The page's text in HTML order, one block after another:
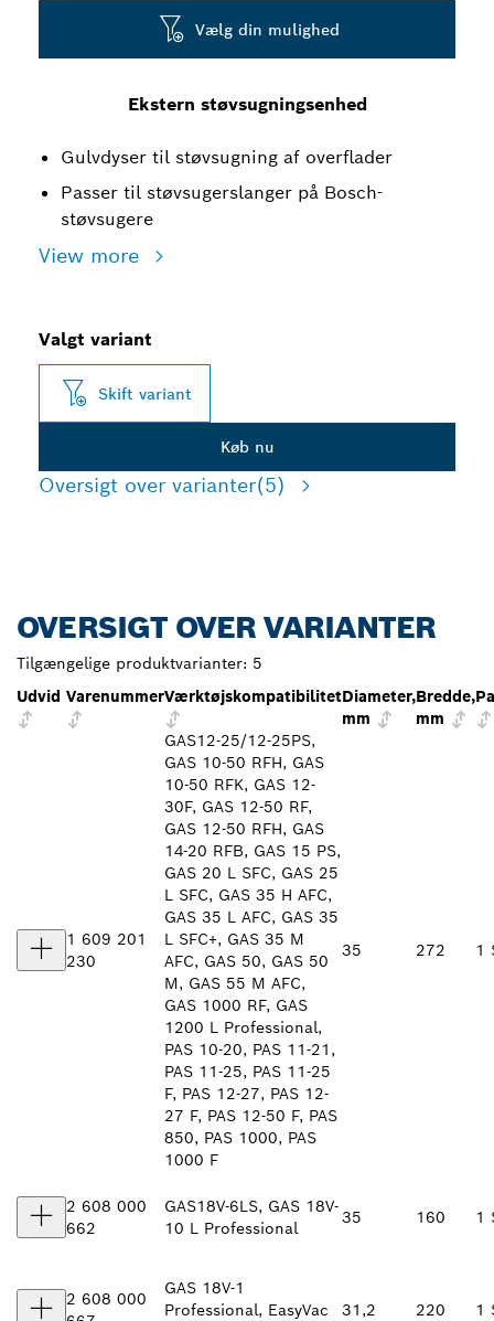
Ekstern støvsugningsenhed
Gulvdyser til støvsugning af overflader
Passer til støvsugerslanger på Bosch-
støvsugere
View more
Vælg din mulighed
Valgt variant
Skift variant
Køb nu
Oversigt over varianter(5)
OVERSIGT OVER VARIANTER
Tilgængelige produktvarianter: 5
Udvid VarenummerVærktøjskompatibilitetDiameter,
mm
Bredde,
mm
1 609 201
230
GAS12-25/12-25PS,
GAS 10-50 RFH, GAS
10-50 RFK, GAS 12-
30F, GAS 12-50 RF,
GAS 12-50 RFH, GAS
14-20 RFB, GAS 15 PS,
GAS 20 L SFC, GAS 25
L SFC, GAS 35 H AFC,
GAS 35 L AFC, GAS 35
L SFC+, GAS 35 M
AFC, GAS 50, GAS 50
M, GAS 55 M AFC,
GAS 1000 RF, GAS
1200 L Professional,
PAS 10-20, PAS 11-21,
PAS 11-25, PAS 11-25
F, PAS 12-27, PAS 12-
27 F, PAS 12-50 F, PAS
850, PAS 1000, PAS
1000 F
35 272 1
2 608 000
662
GAS18V-6LS, GAS 18V-
10 L Professional
35 160 1
2 608 000
GAS 18V-1
Professional, EasyVac
31,2 220 1